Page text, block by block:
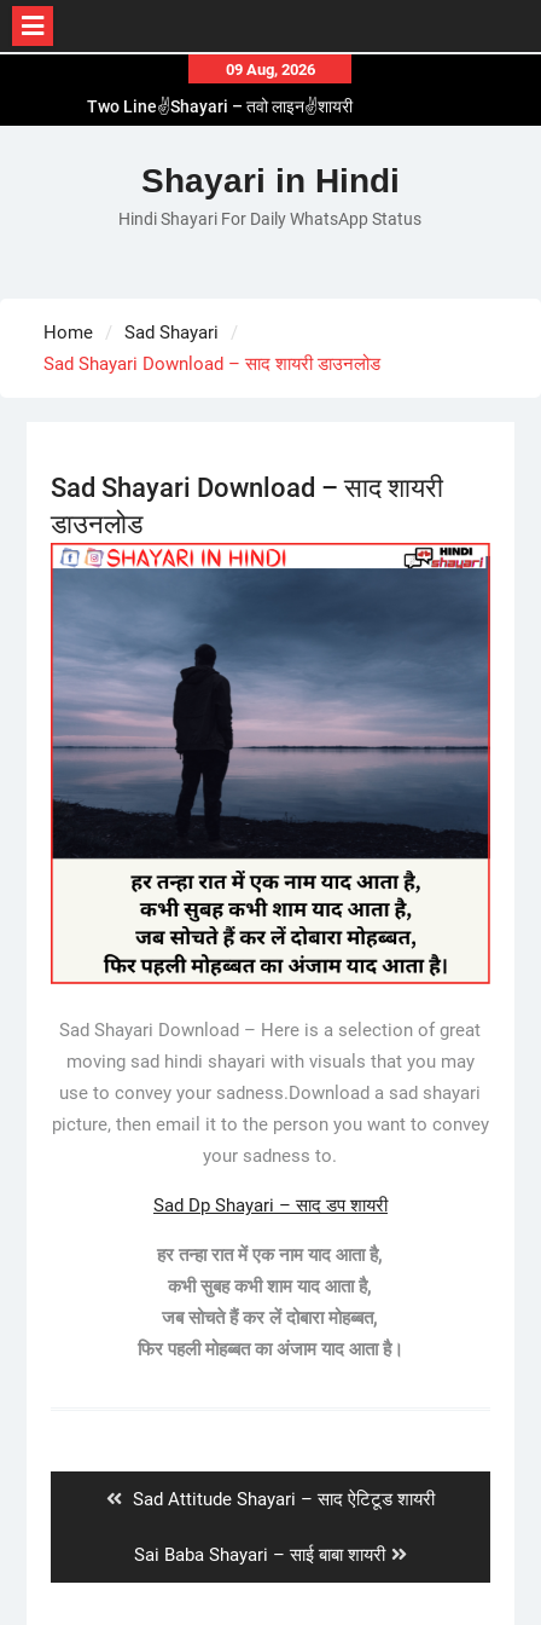
content
09 Aug, 2026
Two Line✌️Shayari – तवो लाइन✌️शायरी
Romantic Love😽Status – रोमांटिक लव😽स्टेटस
Love🥳Poetry In Hindi – लव🥳पोएट्री इन हिंदी
1 Line☝️Shayari In Hindi – १ लाइन☝️शायरी इन हिंदी
Shayari in Hindi
Hindi Shayari For Daily WhatsApp Status
Home
Sad Shayari
Sad Shayari Download – साद शायरी डाउनलोड
Sad Shayari Download – साद शायरी
डाउनलोड
Sad Shayari Download – Here is a selection of great
moving sad hindi shayari with visuals that you may
use to convey your sadness.Download a sad shayari
picture, then email it to the person you want to convey
your sadness to.
Sad Dp Shayari – साद डप शायरी
हर तन्हा रात में एक नाम याद आता है,
कभी सुबह कभी शाम याद आता है,
जब सोचते हैं कर लें दोबारा मोहब्बत,
फिर पहली मोहब्बत का अंजाम याद आता है।
Previous
Sad Attitude Shayari – साद ऐटिटूड शायरी
Next
post:
Sai Baba Shayari – साई बाबा शायरी